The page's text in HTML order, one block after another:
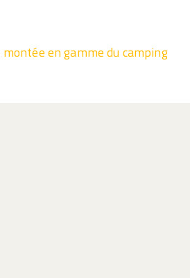
en gamme du camping